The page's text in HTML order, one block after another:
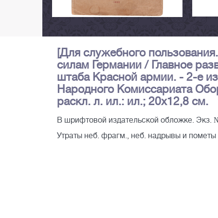
[Для служебного
силам Германии / Главное
штаба Красной армии. - 2-е
Народного Комиссариата
раскл. л. ил.: ил.; 20х12,8 см.
В шрифтовой издательской обложке. Экз.
Утраты неб. фрагм., неб. надрывы и